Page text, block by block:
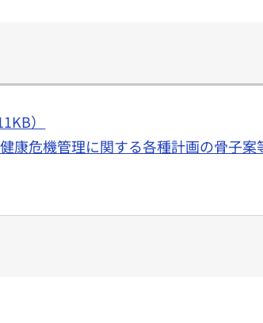
）
康危機管理に関する各種計画の骨子案